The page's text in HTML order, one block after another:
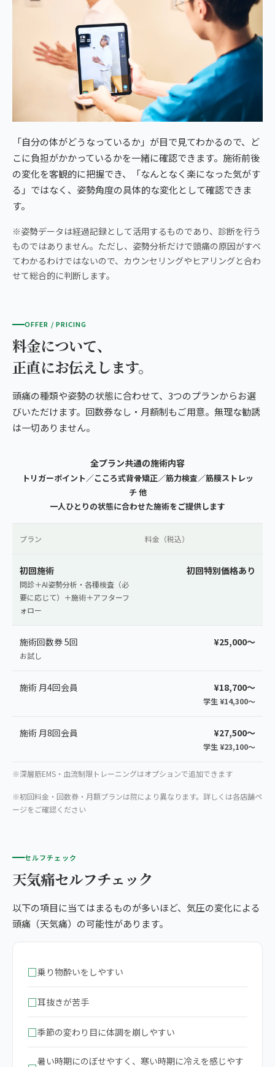
「自分の体がどうなっているか」が目で見てわかるので、ど
こに負担がかかっているかを一緒に確認できます。施術前後
の変化を客観的に把握でき、「なんとなく楽になった気がす
る」ではなく、姿勢角度の具体的な変化として確認できま
す。
※姿勢データは経過記録として活用するものであり、診断を行う
ものではありません。ただし、姿勢分析だけで頭痛の原因がすべ
てわかるわけではないので、カウンセリングやヒアリングと合わ
せて総合的に判断します。
OFFER / PRICING
料金について、
正直にお伝えします。
頭痛の種類や姿勢の状態に合わせて、3つのプランからお選
びいただけます。回数券なし・月額制もご用意。無理な勧誘
は一切ありません。
全プラン共通の施術内容
トリガーポイント／こころ式背骨矯正／筋力検査／筋膜ストレッ
チ 他
一人ひとりの状態に合わせた施術をご提供します
プラン 料金（税込）
初回施術
問診＋AI姿勢分析・各種検査（必
要に応じて）＋施術＋アフターフ
ォロー
初回特別価格あり
施術回数券 5回
お試し
¥25,000〜
施術 月4回会員 ¥18,700〜
学生 ¥14,300〜
施術 月8回会員 ¥27,500〜
学生 ¥23,100〜
※深層筋EMS・血流制限トレーニングはオプションで追加できます
※初回料金・回数券・月額プランは院により異なります。詳しくは各店舗ペ
ージをご確認ください
セルフチェック
天気痛セルフチェック
以下の項目に当てはまるものが多いほど、気圧の変化による
頭痛（天気痛）の可能性があります。
□乗り物酔いをしやすい
□耳抜きが苦手
□季節の変わり目に体調を崩しやすい
暑い時期にのぼせやすく、寒い時期に冷えを感じやす